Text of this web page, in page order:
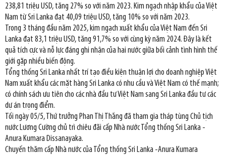
238,81 triệu USD, tăng 27% so với năm 2023. Kim ngạch nhập khẩu của Việt
Nam từ Sri Lanka đạt 40,09 triệu USD, tăng 10% so với năm 2023.
Trong 3 tháng đầu năm 2025, kim ngạch xuất khẩu của Việt Nam đến Sri
Lanka đạt 83,1 triệu USD, tăng 91,7% so với cùng kỳ năm 2024. Đây là kết
quả tích cực và nỗ lực đáng ghi nhận của hai nước giữa bối cảnh tình hình thế
giới gặp nhiều biến động.
Tổng thống Sri Lanka nhất trí tạo điều kiện thuận lợi cho doanh nghiệp Việt
Nam xuất khẩu các mặt hàng Sri Lanka có nhu cầu và Việt Nam có thế mạnh;
có chính sách ưu tiên cho các nhà đầu tư Việt Nam sang Sri Lanka đầu tư các
dự án trọng điểm.
Tối ngày 05/5, Thứ trưởng Phan Thị Thắng đã tham gia tháp tùng Chủ tịch
nước Lương Cường chủ trì chiêu đãi cấp Nhà nước Tổng thống Sri Lanka -
Anura Kumara Dissanayaka.
Chuyến thăm cấp Nhà nước của Tổng thống Sri Lanka -Anura Kumara